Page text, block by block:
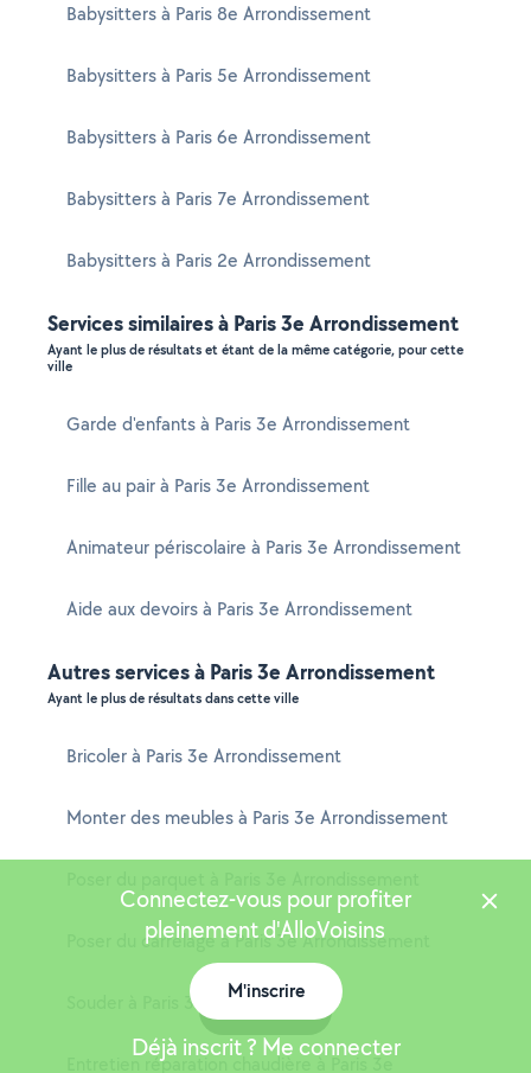
Babysitters à Paris 8e Arrondissement
Babysitters à Paris 5e Arrondissement
Babysitters à Paris 6e Arrondissement
Babysitters à Paris 7e Arrondissement
Babysitters à Paris 2e Arrondissement
Services similaires à Paris 3e Arrondissement
Ayant le plus de résultats et étant de la même catégorie, pour cette
ville
Garde d'enfants à Paris 3e Arrondissement
Fille au pair à Paris 3e Arrondissement
Animateur périscolaire à Paris 3e Arrondissement
Aide aux devoirs à Paris 3e Arrondissement
Autres services à Paris 3e Arrondissement
Ayant le plus de résultats dans cette ville
Bricoler à Paris 3e Arrondissement
Monter des meubles à Paris 3e Arrondissement
Poser du carrelage à Paris 3e Arrondissement
Souder à Paris 3e Arrondissement
Entretien réparation chaudière à Paris 3e
Connectez-vous pour profiter
pleinement d'AlloVoisins
M'inscrire
Déjà inscrit ? Me connecter